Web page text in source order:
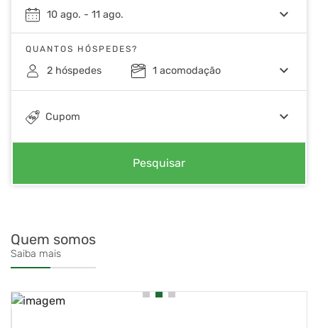
10 ago. - 11 ago. keyboard_arrow_down
QUANTOS HÓSPEDES?
2 hóspedes 1 acomodação keyboard_arrow_down
Cupom keyboard_arrow_down
Pesquisar
Quem somos
Saiba mais